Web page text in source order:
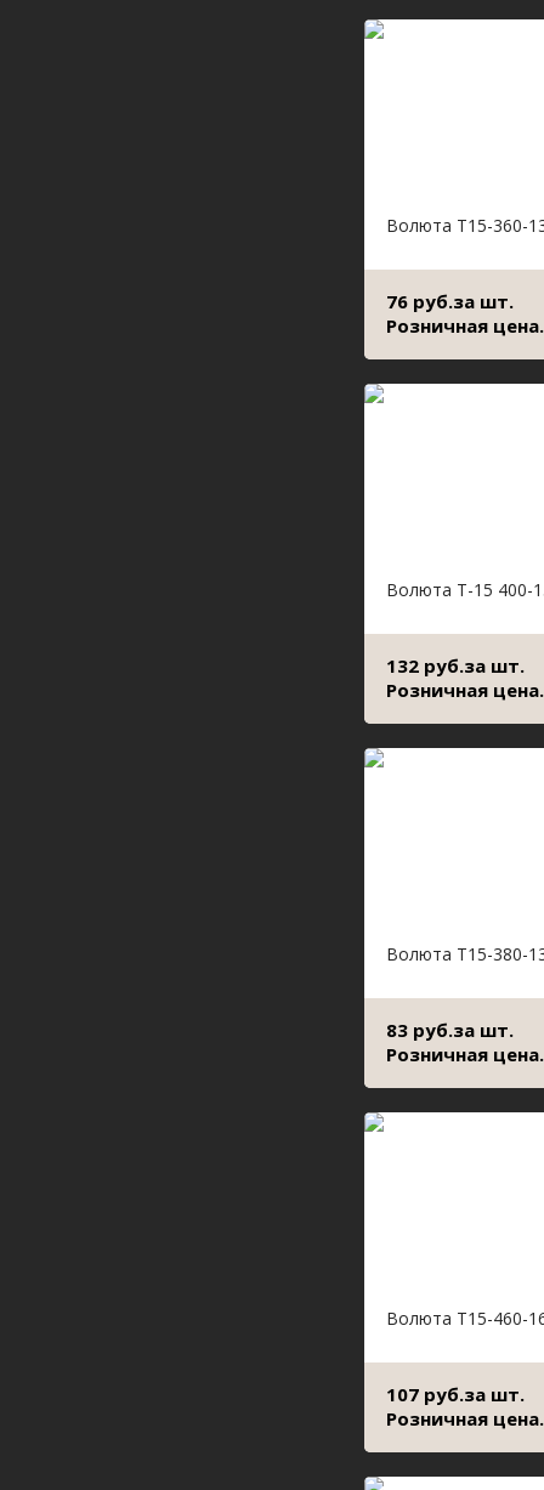
Волюта Т15-360-
76 руб.за шт.
Розничная цена.
Волюта Т-15 400-
132 руб.за шт.
Розничная цена.
Волюта Т15-380-
83 руб.за шт.
Розничная цена.
Волюта Т15-460-
107 руб.за шт.
Розничная цена.